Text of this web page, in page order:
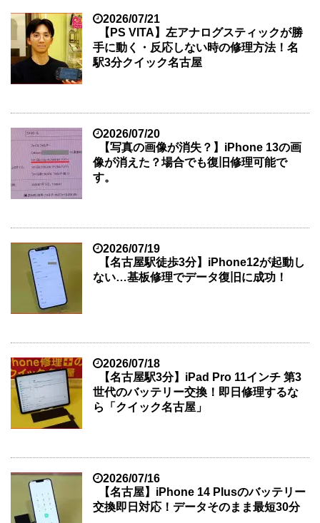
2026/07/21
【PS VITA】左アナログスティックが勝
手に動く・反応しない時の修理方法！名
駅3分クイック名古屋
2026/07/20
【写真の画像が消失？】iPhone 13の画
像が消えた？場合でも復旧修理可能で
す。
2026/07/19
【名古屋駅徒歩3分】iPhone12が起動し
ない…基板修理でデータ復旧に成功！
2026/07/18
【名古屋駅3分】iPad Pro 11インチ 第3
世代のバッテリー交換！即日修理するな
ら「クイック名古屋」
2026/07/16
【名古屋】iPhone 14 Plusのバッテリー
交換即日対応！データそのまま最短30分